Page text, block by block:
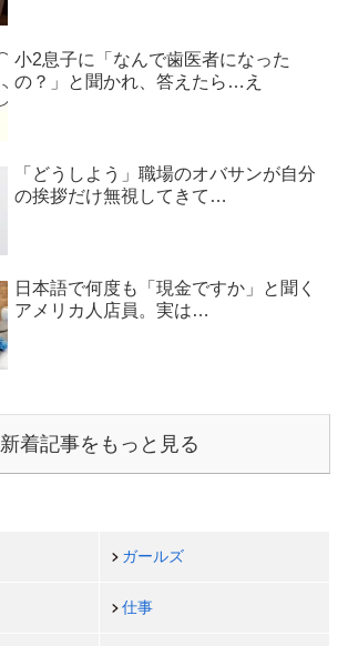
小2息子に「なんで歯医者になった
の？」と聞かれ、答えたら…え
「どうしよう」職場のオバサンが自分
の挨拶だけ無視してきて…
日本語で何度も「現金ですか」と聞く
アメリカ人店員。実は…
新着記事をもっと見る
ガールズ
仕事